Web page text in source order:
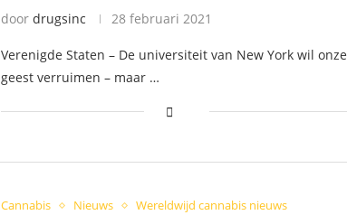
door drugsinc 28 februari 2021
Verenigde Staten – De universiteit van New York wil onze
geest verruimen – maar …
Cannabis Nieuws Wereldwijd cannabis nieuws